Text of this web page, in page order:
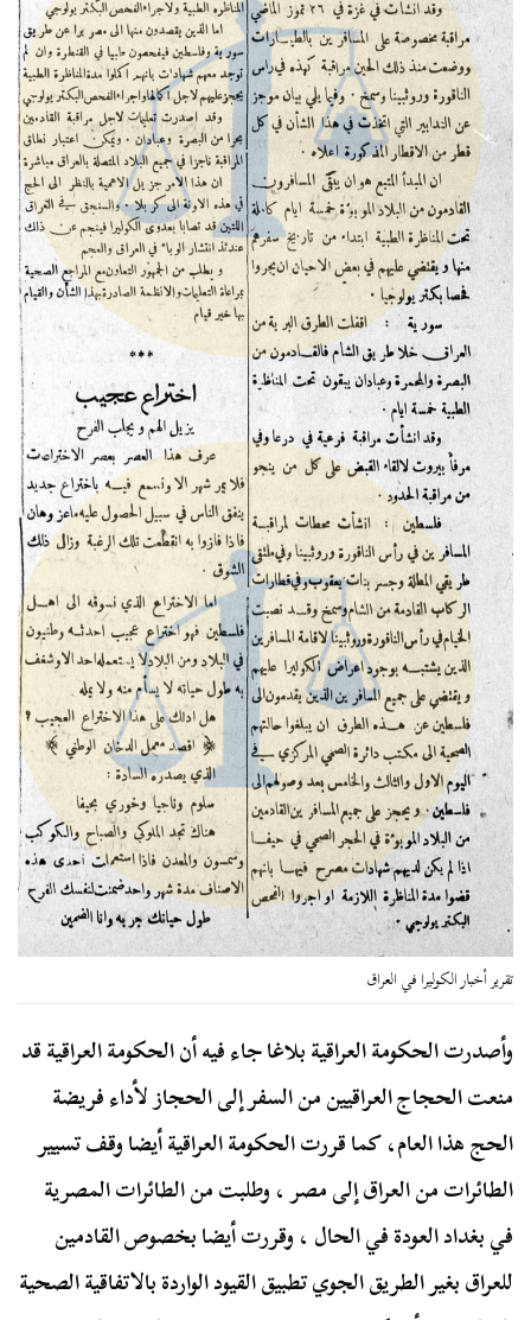
تقرير أخبار الكوليرا في العراق
وأصدرت الحكومة العراقية بلاغا جاء فيه أن الحكومة العراقية قد
منعت الحجاج العراقيين من السفر إلى الحجاز لأداء فريضة
الحج هذا العام، كما قررت الحكومة العراقية أيضا وقف تسيير
الطائرات من العراق إلى مصر ، وطلبت من الطائرات المصرية
في بغداد العودة في الحال ، وقررت أيضا بخصوص القادمين
للعراق بغير الطريق الجوي تطبيق القيود الواردة بالاتفاقية الصحية